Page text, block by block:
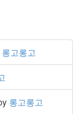
롱고롱고
롱고롱고